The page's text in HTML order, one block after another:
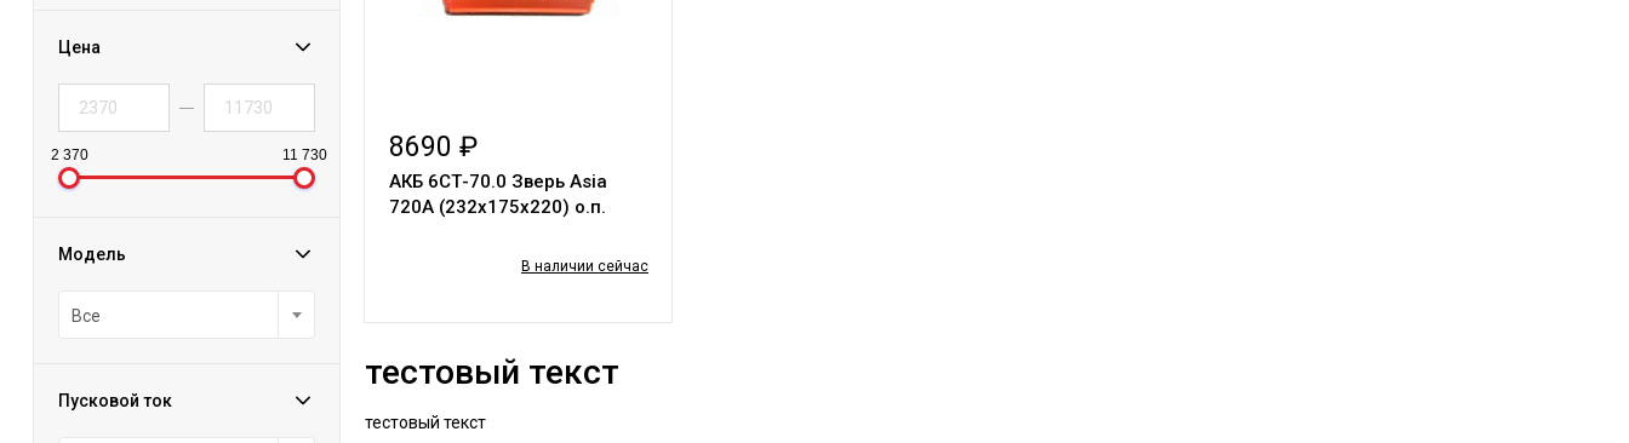
Цена
2 370 11 730
Модель
Все
Пусковой ток
8690 ₽
АКБ 6СТ-70.0 Зверь Asia
720A (232х175х220) о.п.
В наличии сейчас
тестовый текст
тестовый текст